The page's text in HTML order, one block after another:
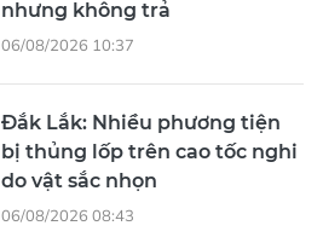
nhưng không trả
06/08/2026 10:37
Đắk Lắk: Nhiều phương tiện
bị thủng lốp trên cao tốc nghi
do vật sắc nhọn
06/08/2026 08:43